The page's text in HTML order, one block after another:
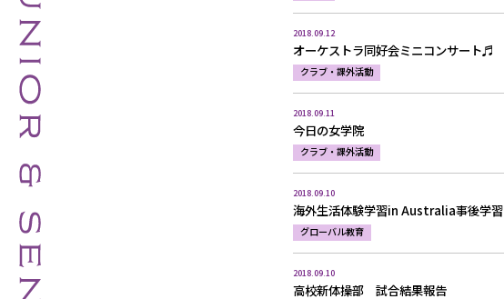
2018.09.12
オーケストラ同好会ミニコンサート♬
クラブ・課外活動
2018.09.11
今日の女学院
クラブ・課外活動
2018.09.10
海外生活体験学習in Australia事後学習
グローバル教育
2018.09.10
高校新体操部 試合結果報告